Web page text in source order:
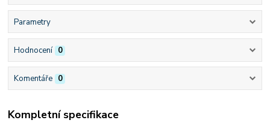
Parametry
Hodnocení 0
Komentáře 0
Kompletní specifikace